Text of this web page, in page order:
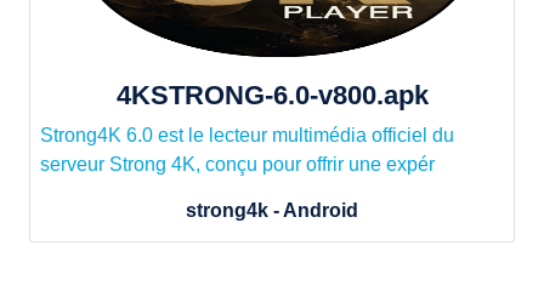
4KSTRONG-6.0-v800.apk
Strong4K 6.0 est le lecteur multimédia officiel du
serveur Strong 4K, conçu pour offrir une expér
strong4k​ - Android